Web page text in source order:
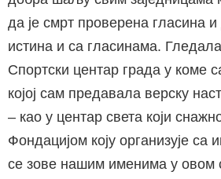
да је смрт проверена гласина
истина и са гласинама.
Спортски центар града у коме
којој сам предавала верску
– као у центар света који
Фондацијом коју организује са
се зове нашим именима у овом